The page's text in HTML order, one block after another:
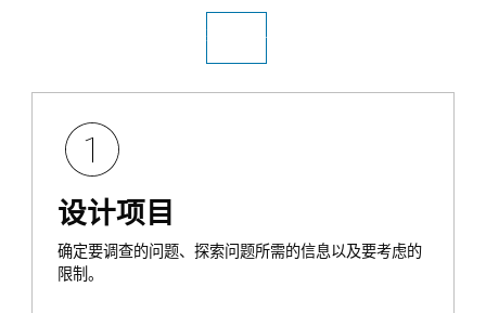
获取软件
设计项目
确定要调查的问题、探索问题所需的信息以及要考虑的
限制。